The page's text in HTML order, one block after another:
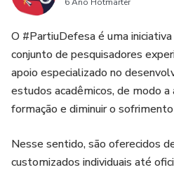
O #PartiuDefesa é uma
conjunto de pesquisadores
apoio especializado no
estudos acadêmicos, de modo
formação e diminuir o
Nesse sentido, são oferecidos
customizados individuais até